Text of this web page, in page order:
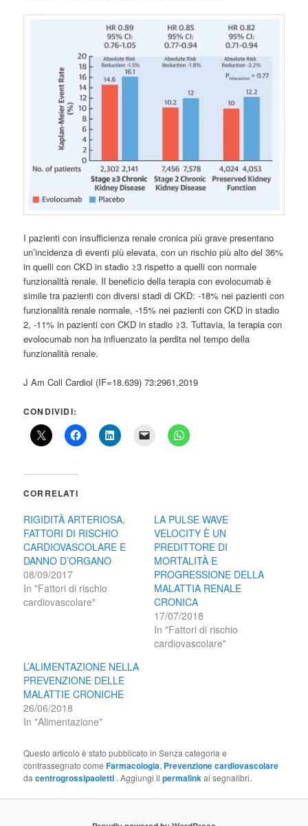
I pazienti con insufficienza renale cronica più grave presentano
un’incidenza di eventi più elevata, con un rischio più alto del 36%
in quelli con CKD in stadio ≥3 rispetto a quelli con normale
funzionalità renale. Il beneficio della terapia con evolocumab è
simile tra pazienti con diversi stadi di CKD: -18% nei pazienti con
funzionalità renale normale, -15% nei pazienti con CKD in stadio
2, -11% in pazienti con CKD in stadio ≥3. Tuttavia, la terapia con
evolocumab non ha influenzato la perdita nel tempo della
funzionalità renale.
J Am Coll Cardiol (IF=18.639) 73:2961,2019
CONDIVIDI:
CORRELATI
RIGIDITÀ ARTERIOSA,
FATTORI DI RISCHIO
CARDIOVASCOLARE E
DANNO D’ORGANO
08/09/2017
In "Fattori di rischio
cardiovascolare"
LA PULSE WAVE
VELOCITY È UN
PREDITTORE DI
MORTALITÀ E
PROGRESSIONE DELLA
MALATTIA RENALE
CRONICA
17/07/2018
In "Fattori di rischio
cardiovascolare"
L’ALIMENTAZIONE NELLA
PREVENZIONE DELLE
MALATTIE CRONICHE
26/06/2018
In "Alimentazione"
Questo articolo è stato pubblicato in Senza categoria e
contrassegnato comeFarmacologia, Prevenzione cardiovascolare
dacentrogrossipaoletti . Aggiungi ilpermalinkai segnalibri.